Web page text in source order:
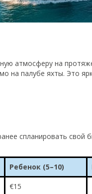
атмосферу на
на палубе яхты. Это
спланировать свой
Ребенок (5–10)
€15